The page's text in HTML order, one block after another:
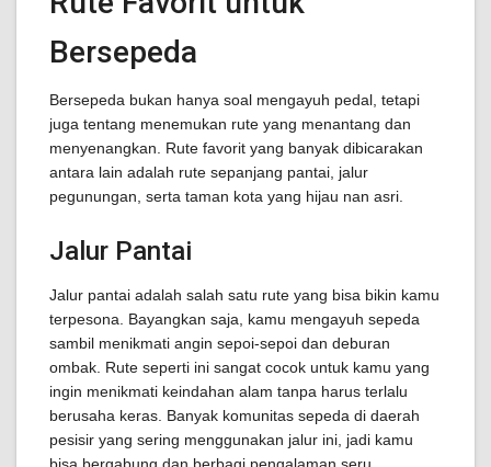
Bersepeda
Bersepeda bukan hanya soal mengayuh pedal, tetapi
juga tentang menemukan rute yang menantang dan
menyenangkan. Rute favorit yang banyak dibicarakan
antara lain adalah rute sepanjang pantai, jalur
pegunungan, serta taman kota yang hijau nan asri.
Jalur Pantai
Jalur pantai adalah salah satu rute yang bisa bikin kamu
terpesona. Bayangkan saja, kamu mengayuh sepeda
sambil menikmati angin sepoi-sepoi dan deburan
ombak. Rute seperti ini sangat cocok untuk kamu yang
ingin menikmati keindahan alam tanpa harus terlalu
berusaha keras. Banyak komunitas sepeda di daerah
pesisir yang sering menggunakan jalur ini, jadi kamu